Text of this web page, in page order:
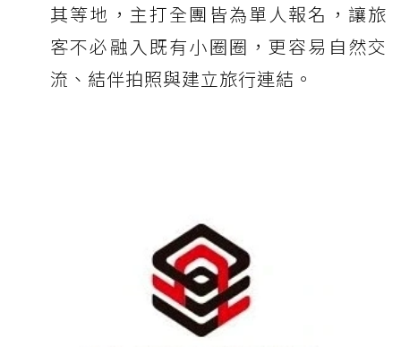
其等地，主打全團皆為單人報名，讓旅
客不必融入既有小圈圈，更容易自然交
流、結伴拍照與建立旅行連結。